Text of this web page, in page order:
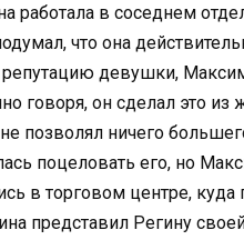
работала в соседнем
что она
репутацию девушки,
говоря, он сделал это
позволял ничего
поцеловать его, но
в торговом центре,
представил Регину